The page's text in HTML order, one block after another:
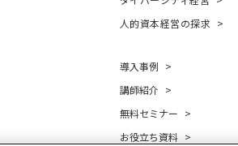
人的資本経営の探求
導入事例
講師紹介
無料セミナー
お役立ち資料